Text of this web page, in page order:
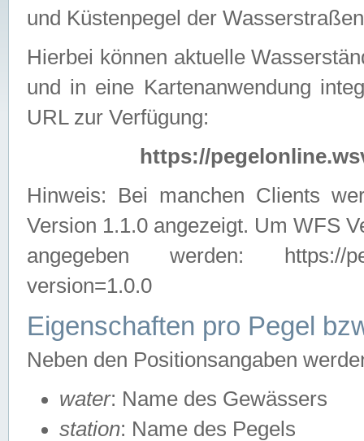
und Küstenpegel der
Hierbei können aktuelle
und in eine Kartenanwendung
URL zur Verfügung:
https://
Hinweis: Bei manchen Clients
Version 1.1.0 angezeigt. Um WFS
angegeben werden: https://
version=1.0.0
Eigenschaften pro Pegel
Neben den Positionsangaben
water: Name des Gewässers
station: Name des Pegels